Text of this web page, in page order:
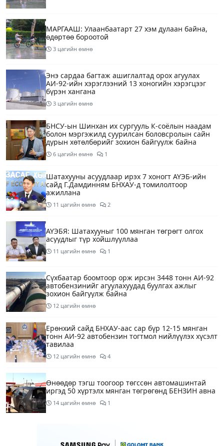
МАРГААШ: Улаанбаатарт 27 хэм дулаан байна,
өдөртөө бороотой
3 цагийн өмнө
Энэ сардаа багтаж ашиглалтад орох агуулах
АИ-92-ийн хэрэглээний 13 хоногийн хэрэгцээг
бүрэн хангана
3 цагийн өмнө
БНСУ-ын Шинхан их сургууль К-соёлын наадам
болон мэргэжилд суурилсан боловсролын сайн
дурын хөтөлбөрийг зохион байгуулж байна
6 цагийн өмнө 1
Шатахууны асуудлаар ирэх 7 хоногт АҮЭБ-ийн
сайд Г.Дамдинням БНХАУ-д томилолтоор
ажиллана
11 цагийн өмнө 2
АҮЭБЯ: Шатахууныг 100 мянган төгрөгт олгох
асуудлыг түр хойшлууллаа
11 цагийн өмнө 1
Сүхбаатар боомтоор орж ирсэн 3448 тонн АИ-92
автобензинийг агуулахуудад буулгах ажлыг
зохион байгуулж байна
12 цагийн өмнө
Ерөнхий сайд БНХАУ-аас сар бүр 12-15 мянган
тонн АИ-92 автобензин тогтмол нийлүүлэх хүсэлт
тавилаа
12 цагийн өмнө 4
Өнөөдөр тэгш тоогоор төгссөн автомашинтай
иргэд 50 хүртэлх мянган төгрөгөнд БЕНЗИН авна
14 цагийн өмнө 1
Өнөөдөр” Аавуудын баяр”-ын өдөр